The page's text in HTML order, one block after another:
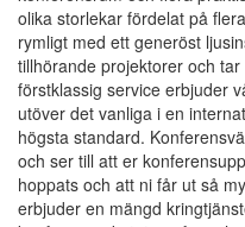
olika storlekar fördelat på
rymligt med ett generöst
tillhörande projektorer och
förstklassig service erbjuder
utöver det vanliga i en
högsta standard.
och ser till att er
hoppats och att ni får ut så
erbjuder en mängd